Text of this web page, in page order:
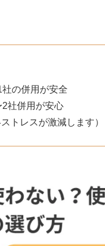
の併用が安全
社併用が安心
トレスが激減します）